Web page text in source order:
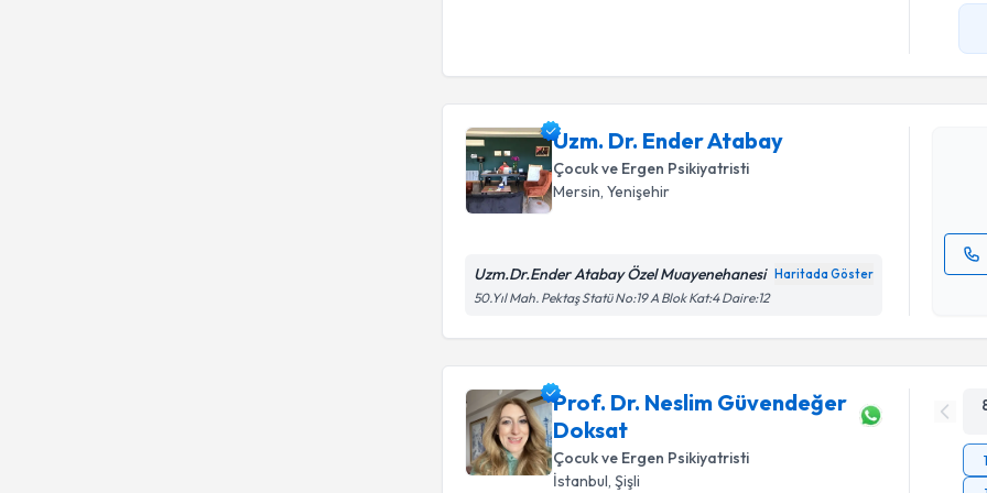
Uzm. Dr. Ender Atabay
Çocuk ve Ergen Psikiyatristi
Mersin , Yenişehir
Uzm.Dr.Ender Atabay Özel Muayenehanesi Haritada Göster
50.Yıl Mah. Pektaş Statü No:19 A Blok Kat:4 Daire:12
Prof. Dr. Neslim Güvendeğer
Doksat
Çocuk ve Ergen Psikiyatristi
İstanbul , Şişli